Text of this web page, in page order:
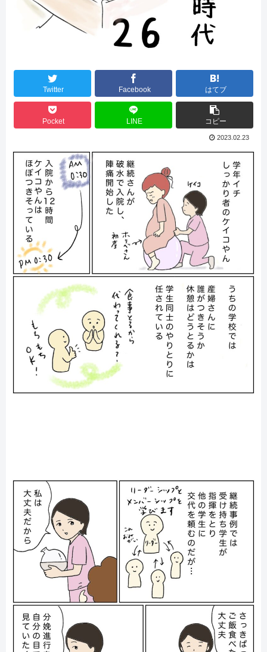
Twitter Facebook はてブ
Pocket LINE コピー
2023.02.23